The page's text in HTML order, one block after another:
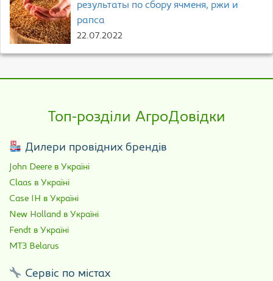
результаты по сбору ячменя, ржи и
рапса
22.07.2022
Топ-розділи АгроДовідки
Дилери провідних брендів
John Deere в Україні
Claas в Україні
Case IH в Україні
New Holland в Україні
Fendt в Україні
МТЗ Belarus
Сервіс по містах